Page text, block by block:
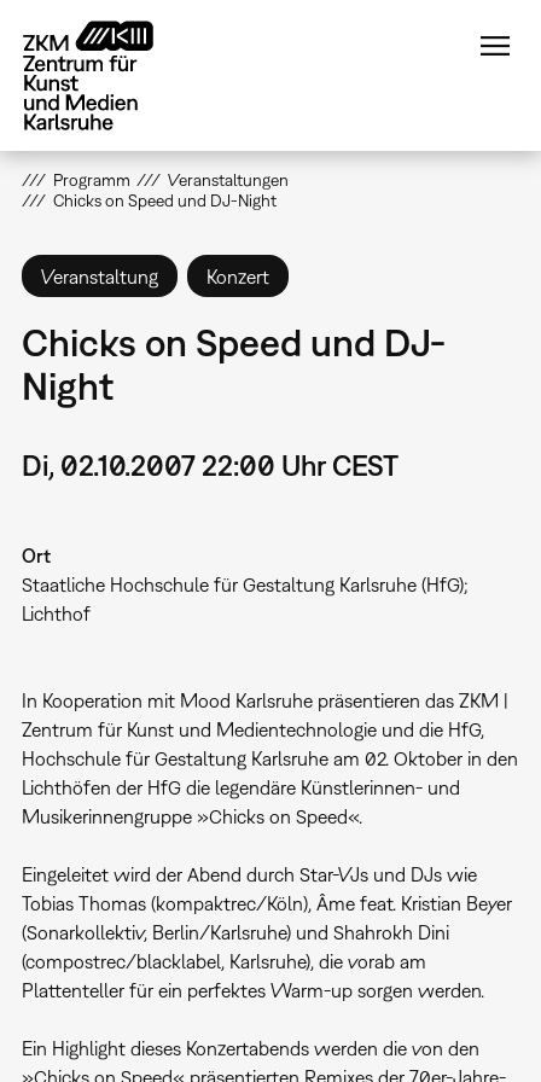
zum
Inhalt
Programm
Veranstaltungen
Chicks on Speed und DJ-Night
Veranstaltung Konzert
Chicks on Speed und DJ-
Night
Di, 02.10.2007 22:00 Uhr CEST
Ort
Staatliche Hochschule für Gestaltung Karlsruhe (HfG);
Lichthof
In Kooperation mit Mood Karlsruhe präsentieren das ZKM |
Zentrum für Kunst und Medientechnologie und die HfG,
Hochschule für Gestaltung Karlsruhe am 02. Oktober in den
Lichthöfen der HfG die legendäre Künstlerinnen- und
Musikerinnengruppe »Chicks on Speed«.
Eingeleitet wird der Abend durch Star-VJs und DJs wie
Tobias Thomas (kompaktrec/Köln), Âme feat. Kristian Beyer
(Sonarkollektiv, Berlin/Karlsruhe) und Shahrokh Dini
(compostrec/blacklabel, Karlsruhe), die vorab am
Plattenteller für ein perfektes Warm-up sorgen werden.
Ein Highlight dieses Konzertabends werden die von den
»Chicks on Speed« präsentierten Remixes der 70er-Jahre-